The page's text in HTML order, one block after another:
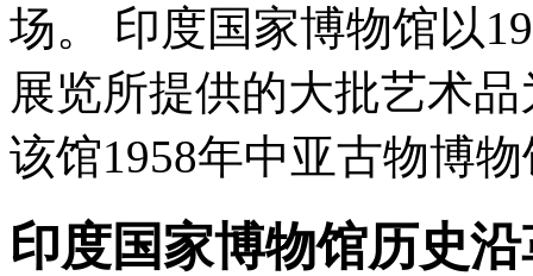
场。 印度国家博物馆以
展览所提供的大批艺术
该馆1958年中亚古物博
印度国家博物馆历史沿